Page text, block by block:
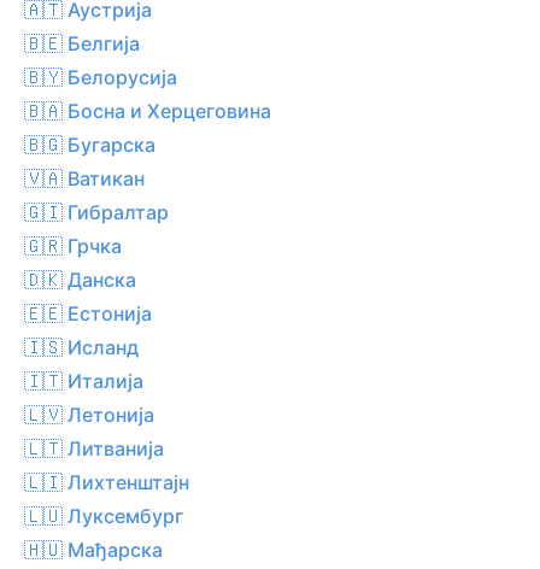
🇦🇹 Аустрија
🇧🇪 Белгија
🇧🇾 Белорусија
🇧🇦 Босна и Херцеговина
🇧🇬 Бугарска
🇻🇦 Ватикан
🇬🇮 Гибралтар
🇬🇷 Грчка
🇩🇰 Данска
🇪🇪 Естонија
🇮🇸 Исланд
🇮🇹 Италија
🇱🇻 Летонија
🇱🇹 Литванија
🇱🇮 Лихтенштајн
🇱🇺 Луксембург
🇭🇺 Мађарска